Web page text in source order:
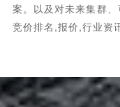
案。以及对未来集群
竞价排名,报价,行业资